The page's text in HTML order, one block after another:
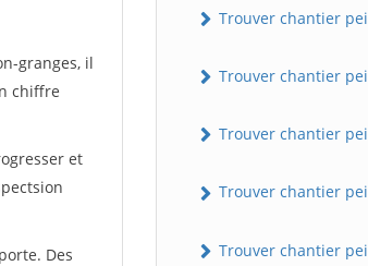
granges, il
chiffre
et
Des
Trouver chantier
Trouver chantier
Trouver chantier
Trouver chantier
Trouver chantier